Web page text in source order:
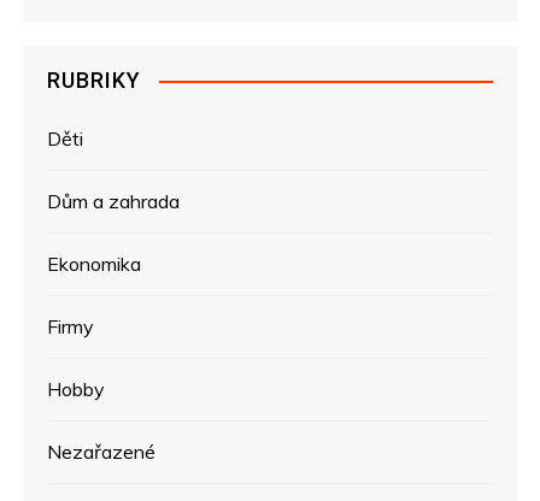
RUBRIKY
Děti
Dům a zahrada
Ekonomika
Firmy
Hobby
Nezařazené